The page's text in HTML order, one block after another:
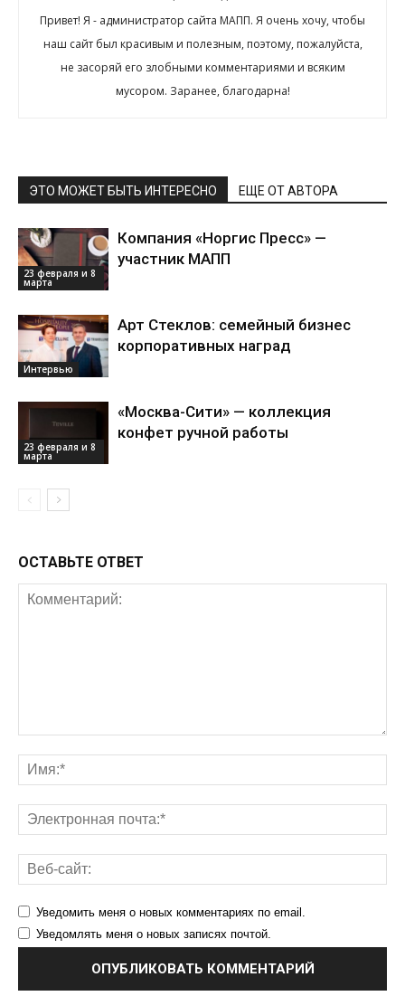
Привет! Я - администратор сайта МАПП. Я очень хочу, чтобы
наш сайт был красивым и полезным, поэтому, пожалуйста,
не засоряй его злобными комментариями и всяким
мусором. Заранее, благодарна!
ЭТО МОЖЕТ БЫТЬ ИНТЕРЕСНО ЕЩЕ ОТ АВТОРА
23 февраля и 8
марта
Компания «Норгис Пресс» —
участник МАПП
Интервью
Арт Стеклов: семейный бизнес
корпоративных наград
23 февраля и 8
марта
«Москва-Сити» — коллекция
конфет ручной работы
ОСТАВЬТЕ ОТВЕТ
Уведомить меня о новых комментариях по email.
Уведомлять меня о новых записях почтой.